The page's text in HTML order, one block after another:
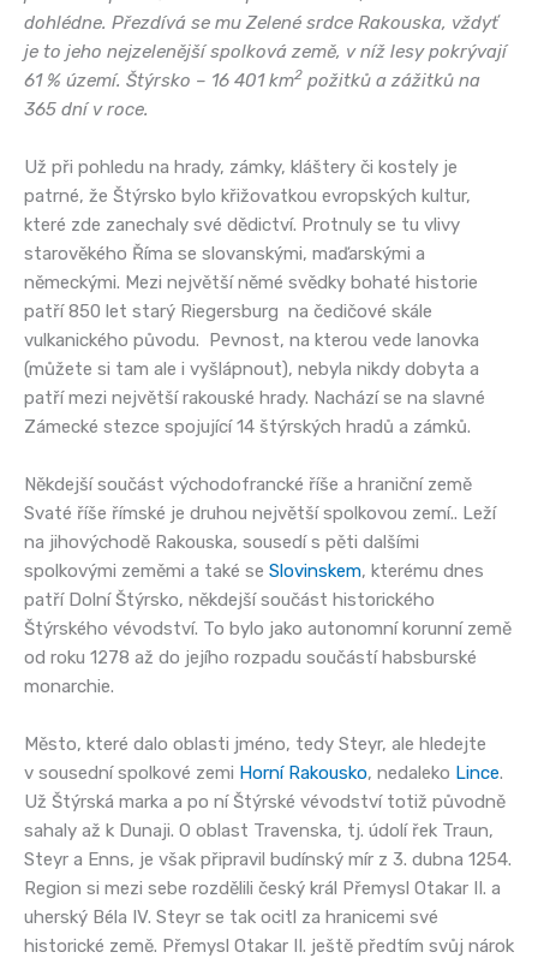
dohlédne. Přezdívá se mu Zelené srdce Rakouska, vždyť
je to jeho nejzelenější spolková země, v níž lesy pokrývají
61 % území. Štýrsko – 16 401 km2 požitků a zážitků na
365 dní v roce.
Už při pohledu na hrady, zámky, kláštery či kostely je
patrné, že Štýrsko bylo křižovatkou evropských kultur,
které zde zanechaly své dědictví. Protnuly se tu vlivy
starověkého Říma se slovanskými, maďarskými a
německými. Mezi největší němé svědky bohaté historie
patří 850 let starý Riegersburg na čedičové skále
vulkanického původu. Pevnost, na kterou vede lanovka
(můžete si tam ale i vyšlápnout), nebyla nikdy dobyta a
patří mezi největší rakouské hrady. Nachází se na slavné
Zámecké stezce spojující 14 štýrských hradů a zámků.
Někdejší součást východofrancké říše a hraniční země
Svaté říše římské je druhou největší spolkovou zemí.. Leží
na jihovýchodě Rakouska, sousedí s pěti dalšími
spolkovými zeměmi a také se Slovinskem, kterému dnes
patří Dolní Štýrsko, někdejší součást historického
Štýrského vévodství. To bylo jako autonomní korunní země
od roku 1278 až do jejího rozpadu součástí habsburské
monarchie.
Město, které dalo oblasti jméno, tedy Steyr, ale hledejte
v sousední spolkové zemi Horní Rakousko, nedaleko Lince.
Už Štýrská marka a po ní Štýrské vévodství totiž původně
sahaly až k Dunaji. O oblast Travenska, tj. údolí řek Traun,
Steyr a Enns, je však připravil budínský mír z 3. dubna 1254.
Region si mezi sebe rozdělili český král Přemysl Otakar II. a
uherský Béla IV. Steyr se tak ocitl za hranicemi své
historické země. Přemysl Otakar II. ještě předtím svůj nárok